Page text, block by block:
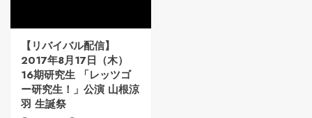
【リバイバル配信】
2017年8月17日（木）
16期研究生 「レッツゴ
ー研究生！」公演 山根涼
羽 生誕祭